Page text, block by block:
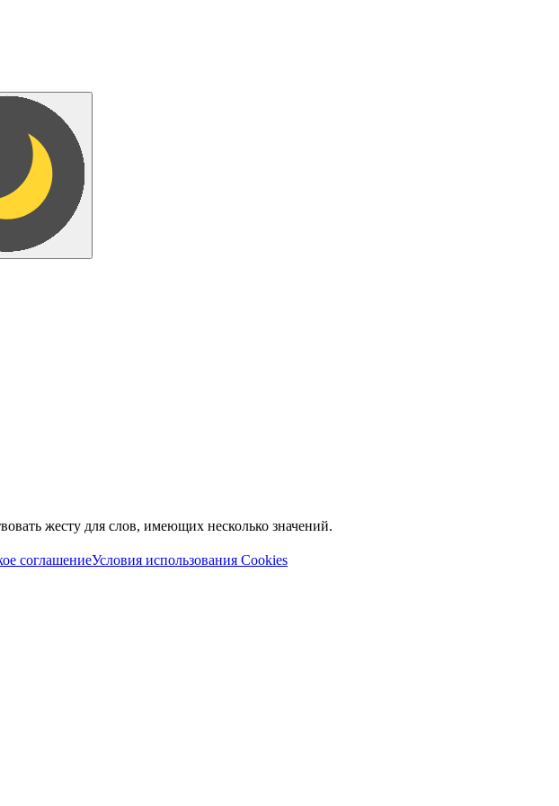
жесту для слов, имеющих несколько значений.
соглашениеУсловия использования Cookies